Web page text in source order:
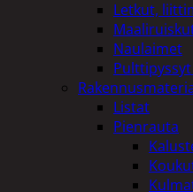
Letkut,
Naulaimet
Listat
Pienrauta